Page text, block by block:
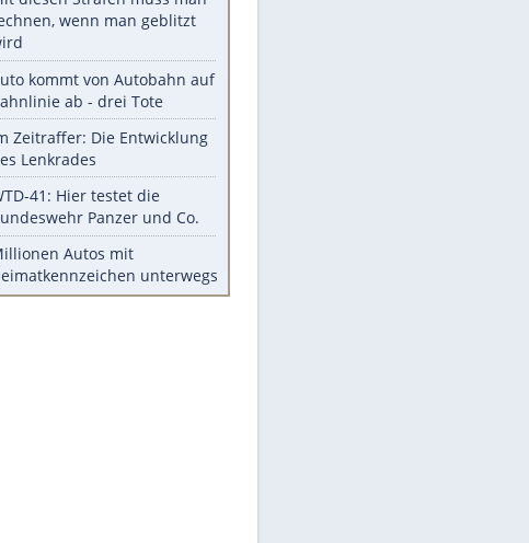
Das machen die "Star Search"-
Diese Autos haben uns verlassen
Reese entschuldigt sich bei Fans:
Mit diesen Tricks wird der Grill
ruckzuck sauber
So nutzt man alte Smartphones